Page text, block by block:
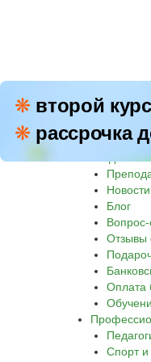
❋ второй
❋ рассрочка
Новости
Блог
Вопрос-
Отзывы
Оплата
Спорт